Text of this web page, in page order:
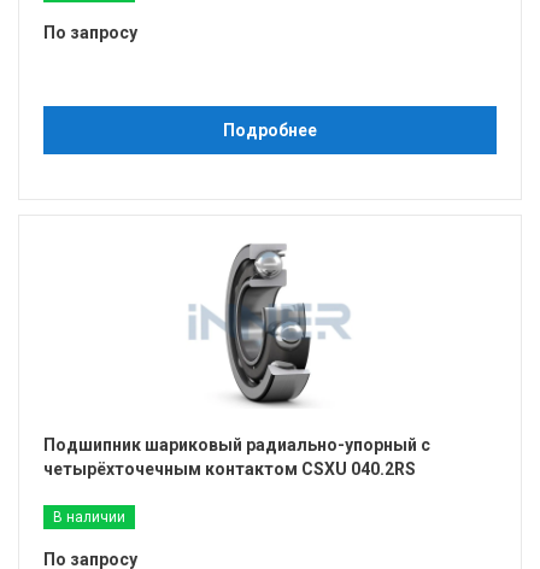
По запросу
Подробнее
Подшипник шариковый радиально-упорный с
четырёхточечным контактом CSXU 040.2RS
В наличии
По запросу